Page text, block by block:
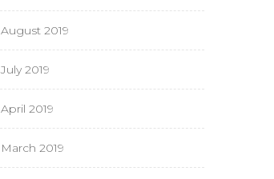
August 2019
July 2019
April 2019
March 2019